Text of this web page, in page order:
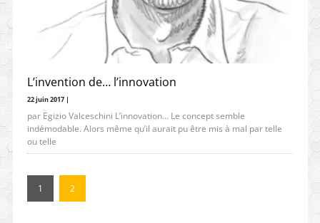
L’invention de… l’innovation
22 juin 2017 |
par Egizio Valceschini L’innovation… Le concept semble
indémodable. Alors même qu’il aurait pu être mis à mal par telle
ou telle
1 2